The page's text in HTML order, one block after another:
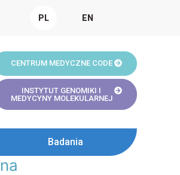
PL EN
CENTRUM MEDYCZNE CODE
INSTYTUT GENOMIKI I
MEDYCYNY MOLEKULARNEJ
Badania